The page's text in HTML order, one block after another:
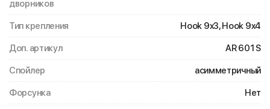
дворников
Тип крепления Hook 9x3, Hook 9x4
Доп. артикул AR 601 S
Спойлер асимметричный
Форсунка Нет